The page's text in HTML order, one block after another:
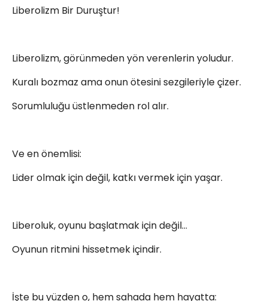
Liberolizm Bir Duruştur!
Liberolizm, görünmeden yön verenlerin yoludur.
Kuralı bozmaz ama onun ötesini sezgileriyle çizer.
Sorumluluğu üstlenmeden rol alır.
Ve en önemlisi:
Lider olmak için değil, katkı vermek için yaşar.
Liberoluk, oyunu başlatmak için değil…
Oyunun ritmini hissetmek içindir.
İşte bu yüzden o, hem sahada hem hayatta: